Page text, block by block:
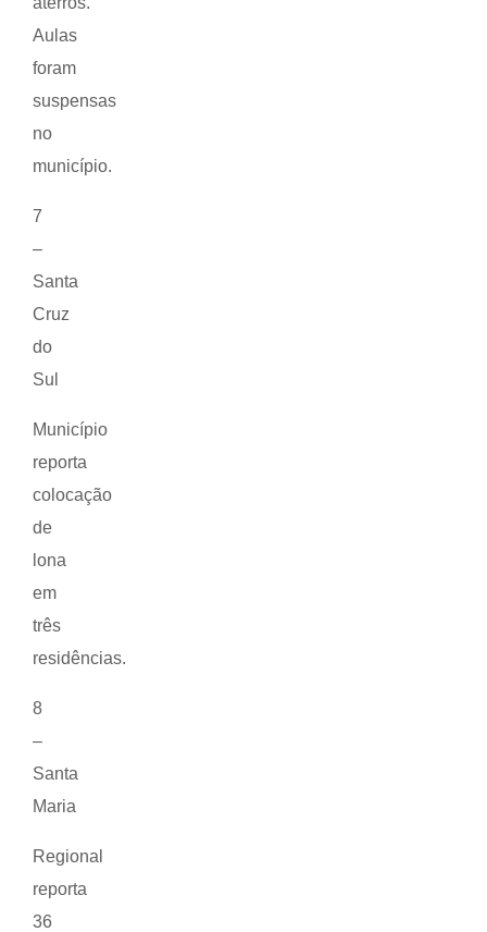
Aulas
foram
suspensas
no
município.
7
–
Santa
Cruz
do
Sul
Município
reporta
colocação
de
lona
em
três
residências.
8
–
Santa
Maria
Regional
reporta
36